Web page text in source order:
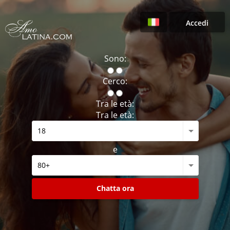
Accedi
Sono:
Cerco:
Tra le età:
Tra le età:
e
Chatta ora